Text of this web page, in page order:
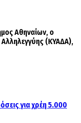
Αθηναίων, ο
(ΚΥΑΔΑ),